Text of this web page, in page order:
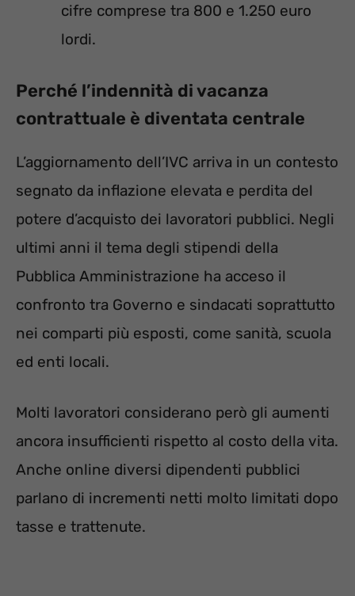
cifre comprese tra 800 e 1.250 euro
lordi.
Perché l’indennità di vacanza
contrattuale è diventata centrale
L’aggiornamento dell’IVC arriva in un contesto
segnato da inflazione elevata e perdita del
potere d’acquisto dei lavoratori pubblici. Negli
ultimi anni il tema degli stipendi della
Pubblica Amministrazione ha acceso il
confronto tra Governo e sindacati soprattutto
nei comparti più esposti, come sanità, scuola
ed enti locali.
Molti lavoratori considerano però gli aumenti
ancora insufficienti rispetto al costo della vita.
Anche online diversi dipendenti pubblici
parlano di incrementi netti molto limitati dopo
tasse e trattenute.